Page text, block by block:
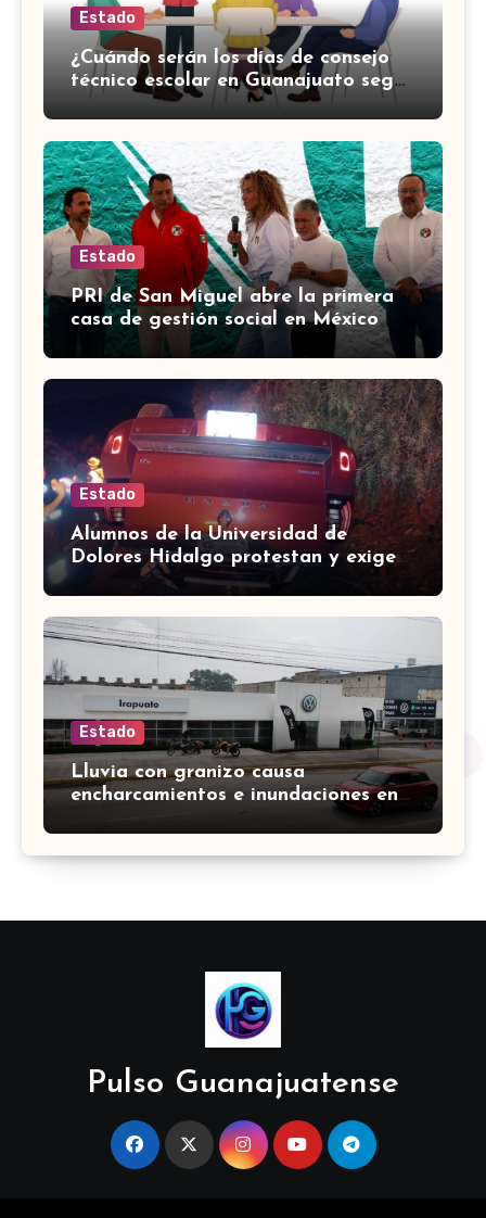
Estado
¿Cuándo serán los días de consejo
técnico escolar en Guanajuato según
el calendario de la SEP?
Estado
PRI de San Miguel abre la primera
casa de gestión social en México
Estado
Alumnos de la Universidad de
Dolores Hidalgo protestan y exigen
validez en sus carreras
Estado
Lluvia con granizo causa
encharcamientos e inundaciones en
33 zonas de Irapuato
Pulso Guanajuatense